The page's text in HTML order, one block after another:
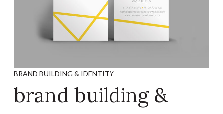
BRAND BUILDING & IDENTITY
brand building &